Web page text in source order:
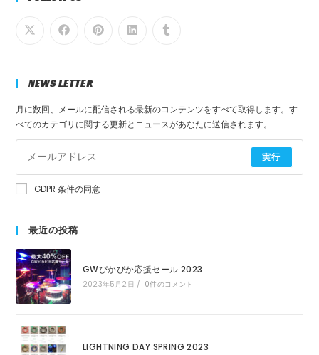
NEWS LETTER
月に数回、メールに配信される最新のコンテンツをすべて取得します。す
べてのカテゴリに関する更新とニュースがあなたに送信されます。
実行
GDPR 条件の同意
最近の投稿
GWぴかぴか応援セール 2023
2023年5月2日 / 0件のコメント
LIGHTNING DAY SPRING 2023